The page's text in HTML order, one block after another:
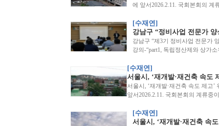
에 앞서2026.2.11. 국회본회의
[수재연]
강남구 “정비사업 전문가
강남구 “제3기 정비사업 전문가
강의-“part1, 독립정산제와 상가
[수재연]
서울시, ‘재개발·재건축 속도
서울시, ‘재개발·재건축 속도 제고
앞서2026.2.11. 국회본회의 계류중
[수재연]
서울시, ‘재개발·재건축 속